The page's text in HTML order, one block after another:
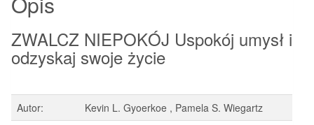
ZWALCZ NIEPOKÓJ Uspokój umysł i
odzyskaj swoje życie
Autor: Kevin L. Gyoerkoe , Pamela S. Wiegartz